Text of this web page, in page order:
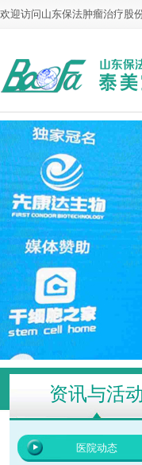
欢迎访问山东保法肿瘤治疗股
资讯与活动
医院动态